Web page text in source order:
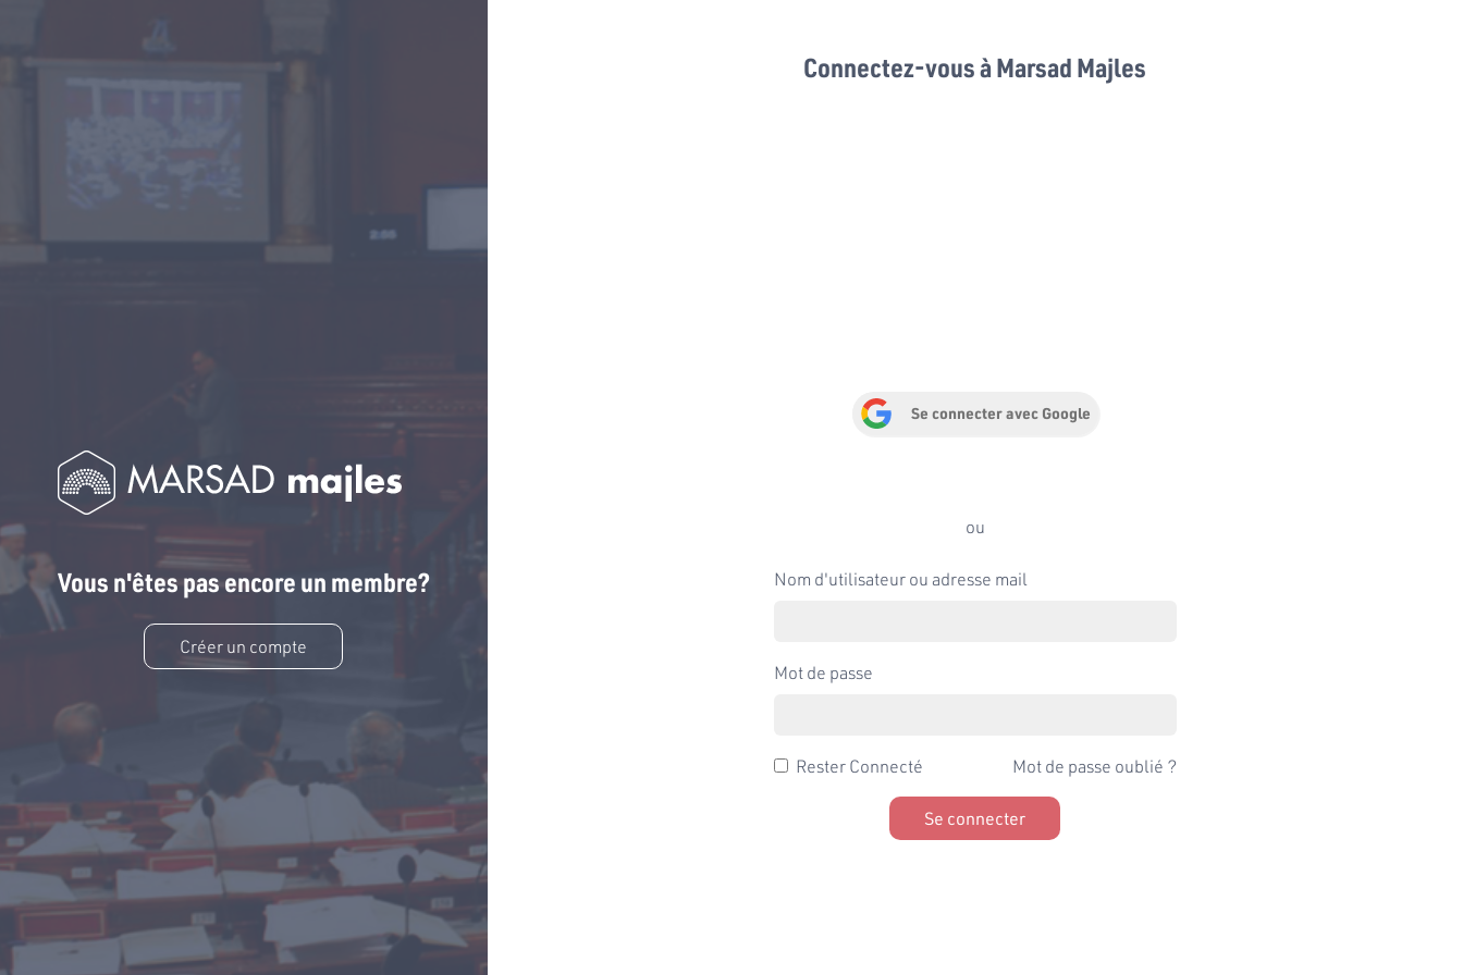
Vous n'êtes pas encore un membre?
Créer un compte
Connectez-vous à Marsad Majles
Se connecter avec Google
ou
Nom d'utilisateur ou adresse mail
Mot de passe
Rester Connecté Mot de passe oublié ?